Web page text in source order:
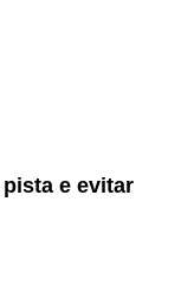
e evitar